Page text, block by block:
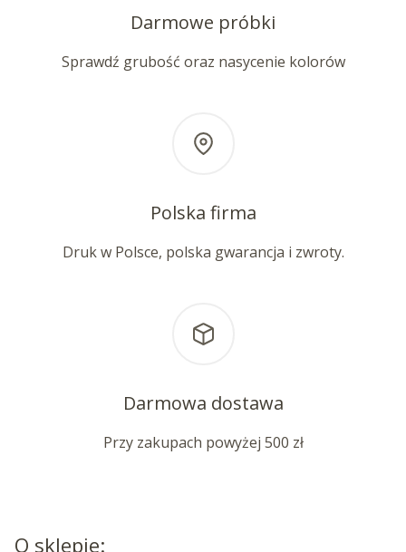
Darmowe próbki
Sprawdź grubość oraz nasycenie kolorów
Polska firma
Druk w Polsce, polska gwarancja i zwroty.
Darmowa dostawa
Przy zakupach powyżej 500 zł
O sklepie: